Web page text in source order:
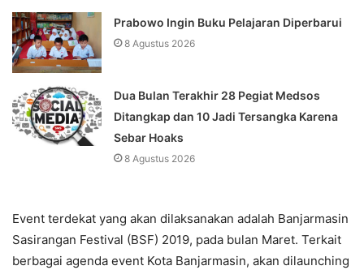
Prabowo Ingin Buku Pelajaran Diperbarui
8 Agustus 2026
Dua Bulan Terakhir 28 Pegiat Medsos
Ditangkap dan 10 Jadi Tersangka Karena
Sebar Hoaks
8 Agustus 2026
Event terdekat yang akan dilaksanakan adalah Banjarmasin
Sasirangan Festival (BSF) 2019, pada bulan Maret. Terkait
berbagai agenda event Kota Banjarmasin, akan dilaunching